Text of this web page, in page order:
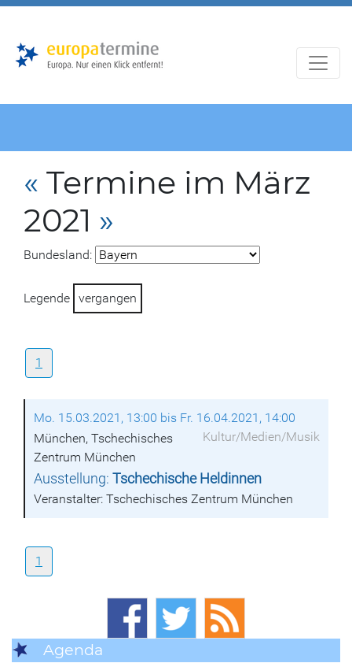
« Termine im März
2021 »
Bundesland:
Legende vergangen
1
Mo. 15.03.2021, 13:00 bis Fr. 16.04.2021, 14:00
Kultur/Medien/Musik
München, Tschechisches
Zentrum München
Ausstellung:Tschechische Heldinnen
Veranstalter: Tschechisches Zentrum München
1
Agenda